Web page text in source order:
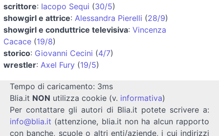
scrittore: Iacopo Sequi (30/5)
showgirl e attrice: Alessandra Pierelli (28/9)
showgirl e conduttrice televisiva: Vincenza
Cacace (19/8)
storico: Giovanni Cecini (4/7)
wrestler: Axel Fury (19/5)
Tempo di caricamento: 3ms
Blia.it NON utilizza cookie (v. informativa)
Per contattare gli autori di Blia.it potete scrivere a:
info@blia.it (attenzione, blia.it non ha alcun rapporto
con banche, scuole o altri enti/aziende, i cui indirizzi